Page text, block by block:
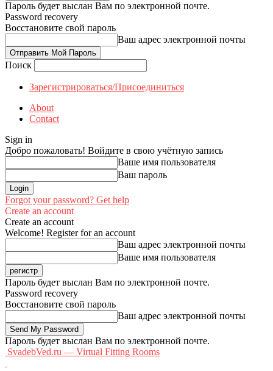
Пароль будет выслан Вам по электронной почте.
Password recovery
Восстановите свой пароль
Ваш адрес электронной почты
Поиск
Зарегистрироваться/Присоединиться
About
Contact
Sign in
Добро пожаловать! Войдите в свою учётную запись
Ваше имя пользователя
Ваш пароль
Forgot your password? Get help
Create an account
Create an account
Welcome! Register for an account
Ваш адрес электронной почты
Ваше имя пользователя
Пароль будет выслан Вам по электронной почте.
Password recovery
Восстановите свой пароль
Ваш адрес электронной почты
Пароль будет выслан Вам по электронной почте.
SvadebVed.ru — Virtual Fitting Rooms